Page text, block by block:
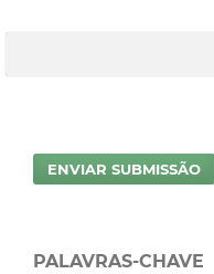
ENVIAR SUBMISSÃO
PALAVRAS-CHAVE